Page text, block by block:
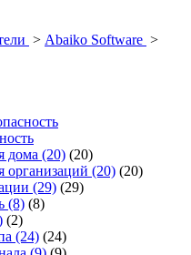
> Abaiko Software >
дома (20) (20)
организаций (20) (20)
(29) (29)
(8) (8)
(2)
(24) (24)